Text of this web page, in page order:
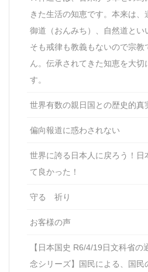
きた生活の知恵です。本来は、
御道（おんみち）、自然道とい
そも戒律も教義もないので宗教
ん。伝承されてきた知恵を大切
す。
世界有数の親日国との歴史的真
偏向報道に惑わされない
世界に誇る日本人に戻ろう！日
て良かった！
守る 祈り
お客様の声
【日本国史 R6/4/19日文科省の
念シリーズ】国民による、国民